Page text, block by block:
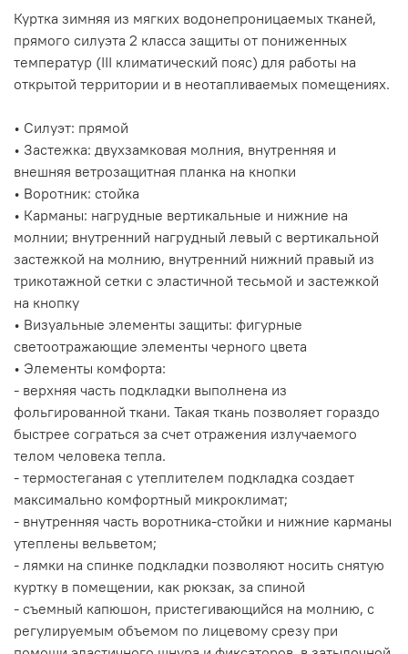
Куртка зимняя из мягких водонепроницаемых тканей,
прямого силуэта 2 класса защиты от пониженных
температур (III климатический пояс) для работы на
открытой территории и в неотапливаемых помещениях.
• Силуэт: прямой
• Застежка: двухзамковая молния, внутренняя и
внешняя ветрозащитная планка на кнопки
• Воротник: стойка
• Карманы: нагрудные вертикальные и нижние на
молнии; внутренний нагрудный левый с вертикальной
застежкой на молнию, внутренний нижний правый из
трикотажной сетки с эластичной тесьмой и застежкой
на кнопку
• Визуальные элементы защиты: фигурные
светоотражающие элементы черного цвета
• Элементы комфорта:
- верхняя часть подкладки выполнена из
фольгированной ткани. Такая ткань позволяет гораздо
быстрее сограться за счет отражения излучаемого
телом человека тепла.
- термостеганая с утеплителем подкладка создает
максимально комфортный микроклимат;
- внутренняя часть воротника-стойки и нижние карманы
утеплены вельветом;
- лямки на спинке подкладки позволяют носить снятую
куртку в помещении, как рюкзак, за спиной
- съемный капюшон, пристегивающийся на молнию, с
регулируемым объемом по лицевому срезу при